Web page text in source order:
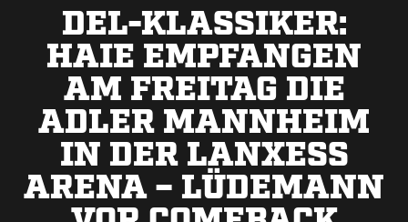
DEL-KLASSIKER:
HAIE EMPFANGEN
AM FREITAG DIE
ADLER MANNHEIM
IN DER LANXESS
ARENA – LÜDEMANN